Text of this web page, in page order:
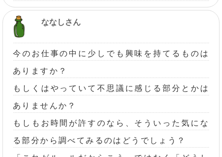
ななしさん
今のお仕事の中に少しでも興味を持てるものは
ありますか？
もしくはやっていて不思議に感じる部分とかは
ありませんか？
もしもお時間が許すのなら、そういった気にな
る部分から調べてみるのはどうでしょう？